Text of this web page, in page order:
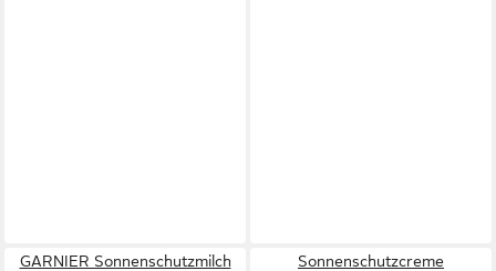
GARNIER Sonnenschutzmilch Sonnenschutzcreme